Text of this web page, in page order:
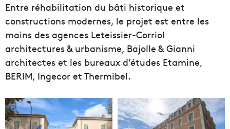
Entre réhabilitation du bâti historique et
constructions modernes, le projet est entre les
mains des agences Leteissier-Corriol
architectures & urbanisme, Bajolle & Gianni
architectes et les bureaux d’études Etamine,
BERIM, Ingecor et Thermibel.